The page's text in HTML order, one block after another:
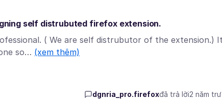
self distrubuted firefox extension.
( We are self distrubutor of the extension.)
so… (xem thêm)
dgnria_pro.firefoxđã trả lời2 năm